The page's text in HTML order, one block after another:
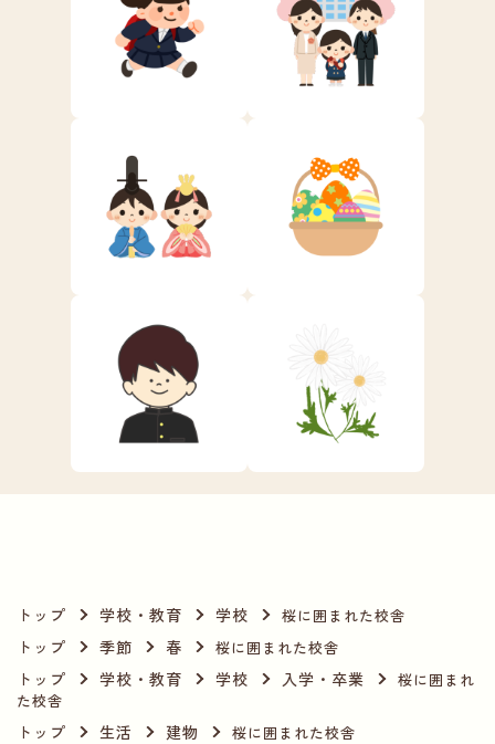
トップ 学校・教育 学校 桜に囲まれた校舎
トップ 季節 春 桜に囲まれた校舎
トップ 学校・教育 学校 入学・卒業
桜に囲まれ
た校舎
トップ 生活 建物 桜に囲まれた校舎